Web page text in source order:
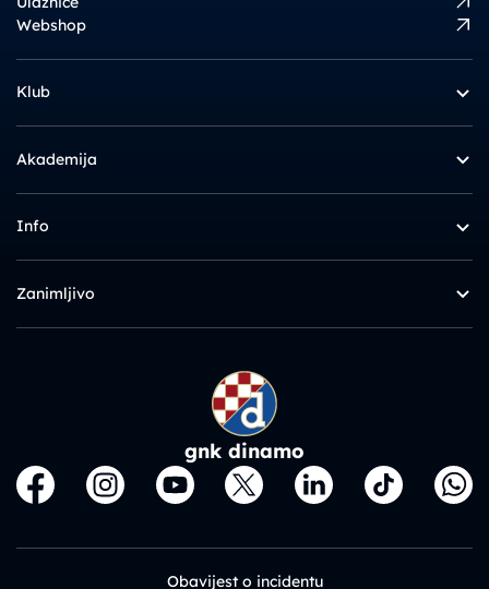
Webshop
Klub
Akademija
Info
Zanimljivo
gnk dinamo
Obavijest o incidentu